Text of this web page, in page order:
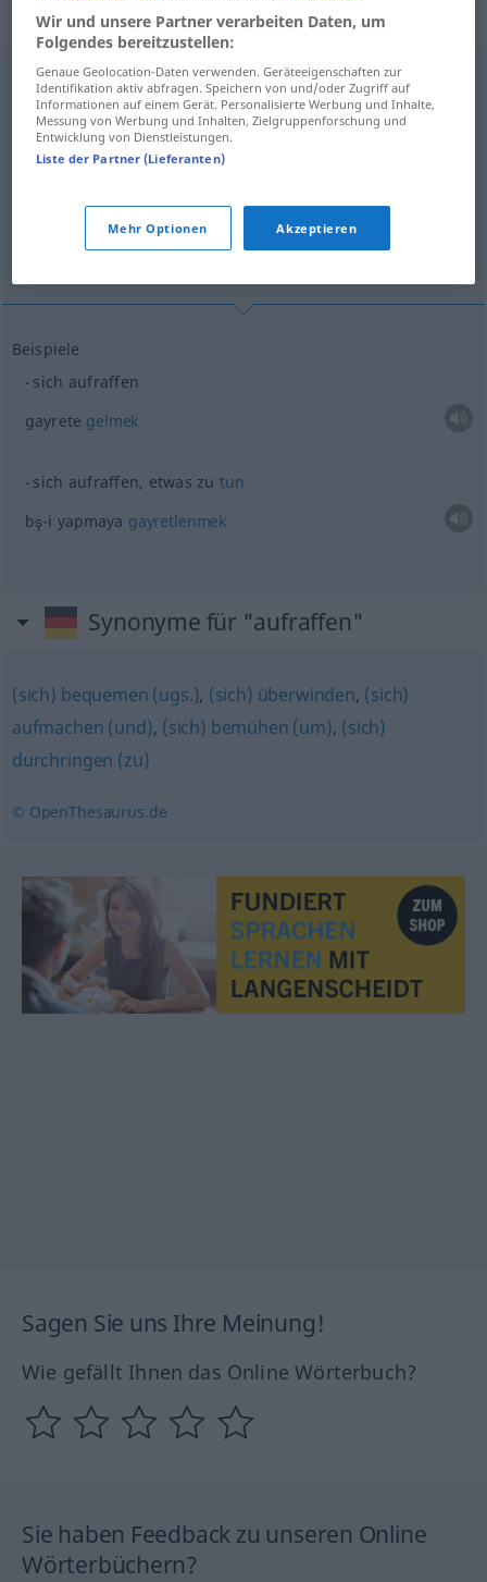
„aufraffen“: reflexives Verb
aufraffenv/r <-ge-;h.>
Übersicht aller Übersetzungen
(Für mehr Details die Übersetzung anklicken/antippen)
bş-i yapmaya gayretlenmek
Beispiele
sich aufraffen
gayrete gelmek
sich aufraffen, etwas zu tun
bş-i yapmaya gayretlenmek
Synonyme für "aufraffen"
(sich) bequemen (ugs.), (sich) überwinden, (sich)
aufmachen (und), (sich) bemühen (um), (sich)
durchringen (zu)
© OpenThesaurus.de
Sagen Sie uns Ihre Meinung!
Wie gefällt Ihnen das Online Wörterbuch?
Sie haben Feedback zu unseren Online
Wörterbüchern?
Wir und unsere Partner verarbeiten Daten, um
Folgendes bereitzustellen:
Genaue Geolocation-Daten verwenden. Geräteeigenschaften zur
Identifikation aktiv abfragen. Speichern von und/oder Zugriff auf
Informationen auf einem Gerät. Personalisierte Werbung und Inhalte,
Messung von Werbung und Inhalten, Zielgruppenforschung und
Entwicklung von Dienstleistungen.
Liste der Partner (Lieferanten)
Mehr Optionen Akzeptieren